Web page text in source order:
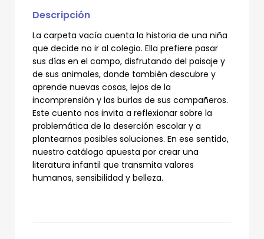
Descripción
La carpeta vacía cuenta la historia de una niña
que decide no ir al colegio. Ella prefiere pasar
sus días en el campo, disfrutando del paisaje y
de sus animales, donde también descubre y
aprende nuevas cosas, lejos de la
incomprensión y las burlas de sus compañeros.
Este cuento nos invita a reflexionar sobre la
problemática de la deserción escolar y a
plantearnos posibles soluciones. En ese sentido,
nuestro catálogo apuesta por crear una
literatura infantil que transmita valores
humanos, sensibilidad y belleza.